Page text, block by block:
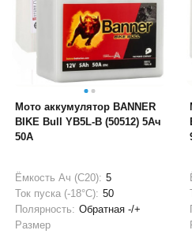
Мото аккумулятор BANNER
BIKE Bull YB5L-B (50512) 5Ач
50А
Ёмкость Ач (С20): 5
Ток пуска (-18°С): 50
Полярность: Обратная -/+
Размер